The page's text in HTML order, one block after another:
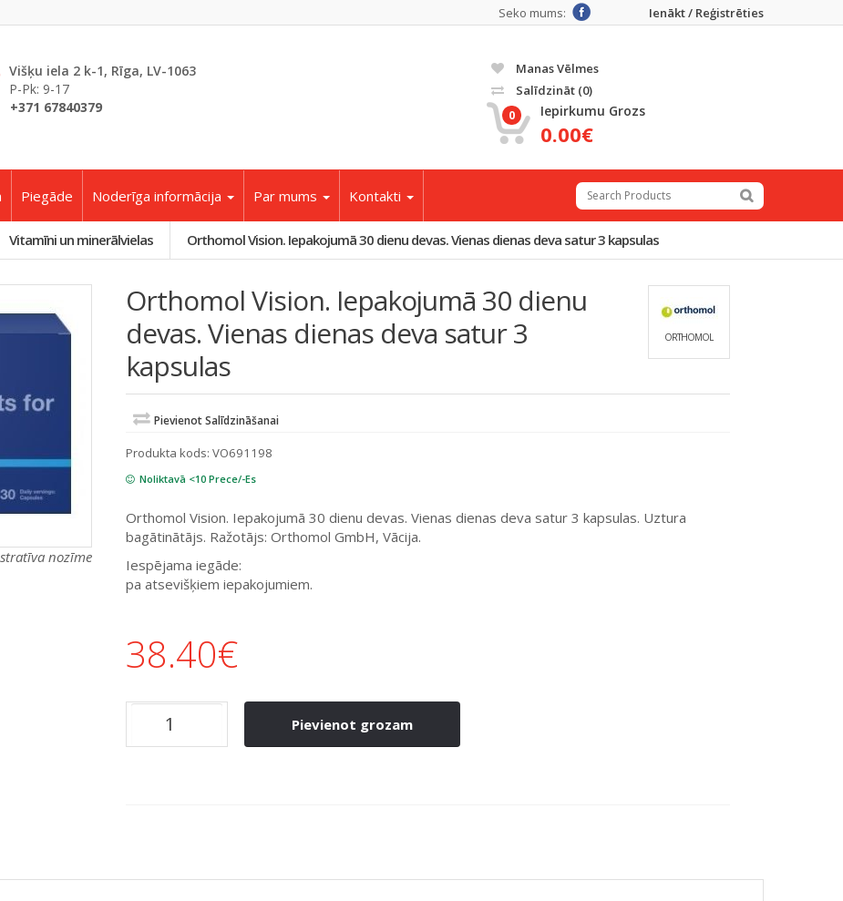
Ienākt / Reģistrēties
Seko mums:
Višķu iela 2 k-1, Rīga, LV-1063
P-Pk: 9-17
+371 67840379
Manas Vēlmes
Salīdzināt (0)
0 Iepirkumu Grozs
0.00€
Piegāde Noderīga informācija Par mums Kontakti
Vitamīni un minerālvielas Orthomol Vision. Iepakojumā 30 dienu devas. Vienas dienas deva satur 3 kapsulas
nozīme
Orthomol Vision. Iepakojumā 30 dienu
devas. Vienas dienas deva satur 3
kapsulas
ORTHOMOL
Pievienot Salīdzināšanai
Produkta kods: VO691198
Noliktavā <10 Prece/-Es
Orthomol Vision. Iepakojumā 30 dienu devas. Vienas dienas deva satur 3 kapsulas. Uztura
bagātinātājs. Ražotājs: Orthomol GmbH, Vācija.
Iespējama iegāde:
pa atsevišķiem iepakojumiem.
38.40€
Pievienot grozam